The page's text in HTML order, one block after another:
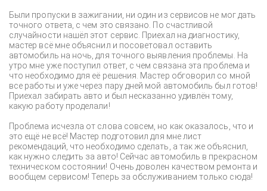
Были пропуски в зажигании, ни один из сервисов не мог дать
точного ответа, с чем это связано. По счастливой
случайности нашёл этот сервис. Приехал на диагностику,
мастер всё мне объяснил и посоветовал оставить
автомобиль на ночь, для точного выявления проблемы. На
утро мне уже поступил ответ, с чем связана эта проблема и
что необходимо для её решения. Мастер обговорил со мной
все работы и уже через пару дней мой автомобиль был готов!
Приехал забирать авто и был несказанно удивлён тому,
какую работу проделали!
Проблема исчезла от слова совсем, но как оказалось, что и
это ещё не всё! Мастер подготовил для мне лист
рекомендаций, что необходимо сделать, а так же объяснил,
как нужно следить за авто! Сейчас автомобиль в прекрасном
техническом состоянии! Очень доволен качеством ремонта и
вообщем сервисом! Теперь за обслуживанием только сюда!